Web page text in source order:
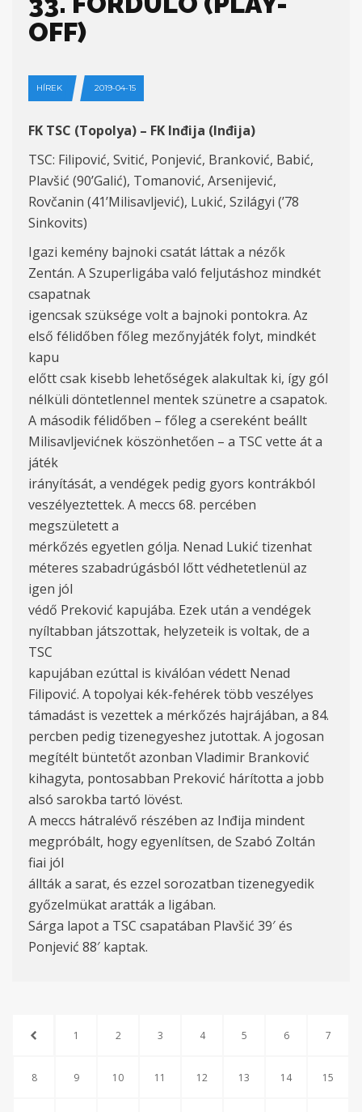
OFF)
HÍREK 2019-04-15
FK TSC (Topolya) – FK Inđija (Inđija)
TSC: Filipović, Svitić, Ponjević, Branković, Babić,
Plavšić (90’Galić), Tomanović, Arsenijević,
Rovčanin (41’Milisavljević), Lukić, Szilágyi (’78
Sinkovits)
Igazi kemény bajnoki csatát láttak a nézők
Zentán. A Szuperligába való feljutáshoz mindkét
csapatnak
igencsak szüksége volt a bajnoki pontokra. Az
első félidőben főleg mezőnyjáték folyt, mindkét
kapu
előtt csak kisebb lehetőségek alakultak ki, így gól
nélküli döntetlennel mentek szünetre a csapatok.
A második félidőben – főleg a csereként beállt
Milisavljevićnek köszönhetően – a TSC vette át a
játék
irányítását, a vendégek pedig gyors kontrákból
veszélyeztettek. A meccs 68. percében
megszületett a
mérkőzés egyetlen gólja. Nenad Lukić tizenhat
méteres szabadrúgásból lőtt védhetetlenül az
igen jól
védő Preković kapujába. Ezek után a vendégek
nyíltabban játszottak, helyzeteik is voltak, de a
TSC
kapujában ezúttal is kiválóan védett Nenad
Filipović. A topolyai kék-fehérek több veszélyes
támadást is vezettek a mérkőzés hajrájában, a 84.
percben pedig tizenegyeshez jutottak. A jogosan
megítélt büntetőt azonban Vladimir Branković
kihagyta, pontosabban Preković hárította a jobb
alsó sarokba tartó lövést.
A meccs hátralévő részében az Inđija mindent
megpróbált, hogy egyenlítsen, de Szabó Zoltán
fiai jól
állták a sarat, és ezzel sorozatban tizenegyedik
győzelmükat aratták a ligában.
Sárga lapot a TSC csapatában Plavšić 39′ és
Ponjević 88′ kaptak.
1 2 3 4 5 6 7
8 9 10 11 12 13 14 15